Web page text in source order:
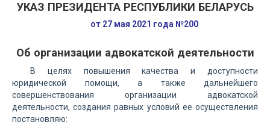
УКАЗ ПРЕЗИДЕНТА РЕСПУБЛИКИ БЕЛАРУСЬ
от 27 мая 2021 года №200
Об организации адвокатской деятельности
В целях повышения качества и доступности
юридической помощи, а также дальнейшего
совершенствования организации адвокатской
деятельности, создания равных условий ее осуществления
постановляю: